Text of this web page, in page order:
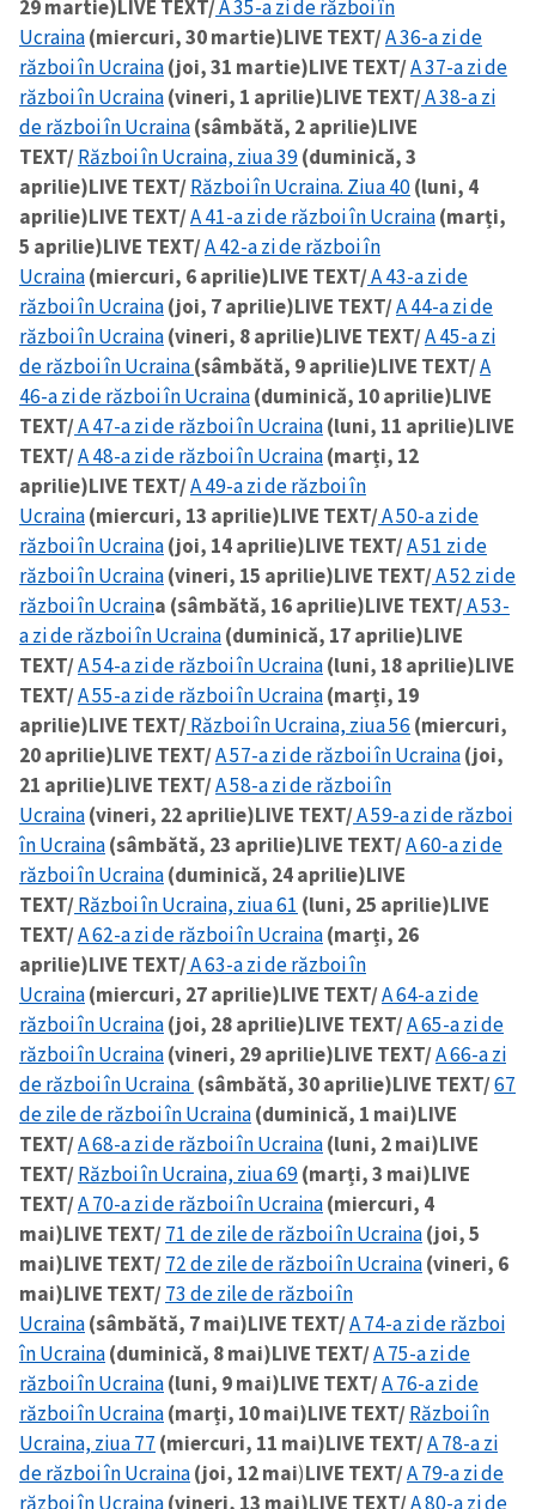
29 martie)LIVE TEXT/A 35-a zi de război în
Ucraina(miercuri, 30 martie)LIVE TEXT/A 36-a zi de
război în Ucraina(joi, 31 martie)LIVE TEXT/A 37-a zi de
război în Ucraina(vineri, 1 aprilie)LIVE TEXT/A 38-a zi
de război în Ucraina(sâmbătă, 2 aprilie)LIVE
TEXT/Război în Ucraina, ziua 39(duminică, 3
aprilie)LIVE TEXT/Război în Ucraina. Ziua 40(luni, 4
aprilie)LIVE TEXT/A 41-a zi de război în Ucraina(marți,
5 aprilie)LIVE TEXT/A 42-a zi de război în
Ucraina(miercuri, 6 aprilie)LIVE TEXT/A 43-a zi de
război în Ucraina(joi, 7 aprilie)LIVE TEXT/A 44-a zi de
război în Ucraina(vineri, 8 aprilie)LIVE TEXT/A 45-a zi
de război în Ucraina(sâmbătă, 9 aprilie)LIVE TEXT/A
46-a zi de război în Ucraina(duminică, 10 aprilie)LIVE
TEXT/A 47-a zi de război în Ucraina(luni, 11 aprilie)LIVE
TEXT/A 48-a zi de război în Ucraina(marți, 12
aprilie)LIVE TEXT/A 49-a zi de război în
Ucraina(miercuri, 13 aprilie)LIVE TEXT/A 50-a zi de
război în Ucraina(joi, 14 aprilie)LIVE TEXT/A 51 zi de
război în Ucraina(vineri, 15 aprilie)LIVE TEXT/A 52 zi de
război în Ucraina (sâmbătă, 16 aprilie)LIVE TEXT/A 53-
a zi de război în Ucraina(duminică, 17 aprilie)LIVE
TEXT/A 54-a zi de război în Ucraina(luni, 18 aprilie)LIVE
TEXT/A 55-a zi de război în Ucraina(marți, 19
aprilie)LIVE TEXT/Război în Ucraina, ziua 56 (miercuri,
20 aprilie)LIVE TEXT/A 57-a zi de război în Ucraina(joi,
21 aprilie)LIVE TEXT/A 58-a zi de război în
Ucraina(vineri, 22 aprilie)LIVE TEXT/A 59-a zi de război
în Ucraina(sâmbătă, 23 aprilie)LIVE TEXT/A 60-a zi de
război în Ucraina(duminică, 24 aprilie)LIVE
TEXT/Război în Ucraina, ziua 61 (luni, 25 aprilie)LIVE
TEXT/A 62-a zi de război în Ucraina(marți, 26
aprilie)LIVE TEXT/A 63-a zi de război în
Ucraina(miercuri, 27 aprilie)LIVE TEXT/A 64-a zi de
război în Ucraina(joi, 28 aprilie)LIVE TEXT/A 65-a zi de
război în Ucraina(vineri, 29 aprilie)LIVE TEXT/A 66-a zi
de război în Ucraina (sâmbătă, 30 aprilie)LIVE TEXT/67
de zile de război în Ucraina(duminică, 1 mai)LIVE
TEXT/A 68-a zi de război în Ucraina(luni, 2 mai)LIVE
TEXT/Război în Ucraina, ziua 69(marți, 3 mai)LIVE
TEXT/A 70-a zi de război în Ucraina(miercuri, 4
mai)LIVE TEXT/71 de zile de război în Ucraina(joi, 5
mai)LIVE TEXT/72 de zile de război în Ucraina(vineri, 6
mai)LIVE TEXT/73 de zile de război în
Ucraina(sâmbătă, 7 mai)LIVE TEXT/A 74-a zi de război
în Ucraina(duminică, 8 mai)LIVE TEXT/A 75-a zi de
război în Ucraina(luni, 9 mai)LIVE TEXT/A 76-a zi de
război în Ucraina(marți, 10 mai)LIVE TEXT/Război în
Ucraina, ziua 77 (miercuri, 11 mai)LIVE TEXT/A 78-a zi
de război în Ucraina(joi, 12 mai)LIVE TEXT/A 79-a zi de
război în Ucraina(vineri, 13 mai)LIVE TEXT/A 80-a zi de